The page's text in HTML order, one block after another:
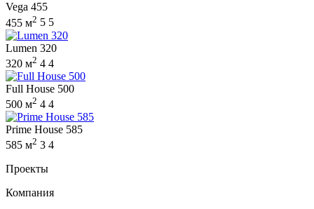
Vega 455
455 м2 5 5
Lumen 320
320 м2 4 4
Full House 500
500 м2 4 4
Prime House 585
585 м2 3 4
Проекты
Компания